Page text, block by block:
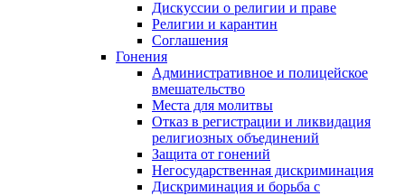
Дискуссии о религии и праве
Религии и карантин
Соглашения
Гонения
Административное и полицейское
вмешательство
Места для молитвы
Отказ в регистрации и ликвидация
религиозных объединений
Защита от гонений
Негосударственная дискриминация
Дискриминация и борьба с